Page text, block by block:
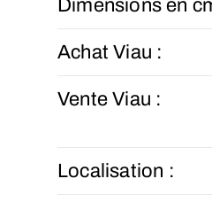
Dimensions en
Achat Viau :
Vente Viau :
Localisation :